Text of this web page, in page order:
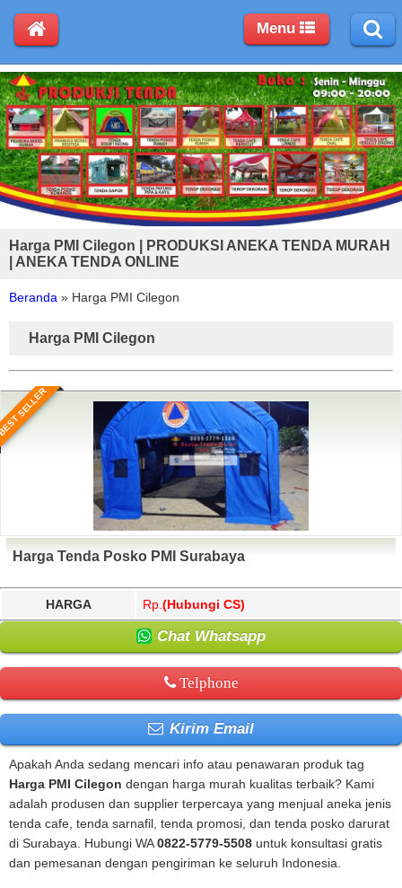
Harga PMI Cilegon | PRODUKSI ANEKA TENDA MURAH
| ANEKA TENDA ONLINE
Beranda » Harga PMI Cilegon
Harga PMI Cilegon
SELLER
Harga Tenda Posko PMI Surabaya
HARGA Rp. (Hubungi CS)
Chat Whatsapp
Telphone
Kirim Email
Apakah Anda sedang mencari info atau penawaran produk tag
Harga PMI Cilegon dengan harga murah kualitas terbaik? Kami
adalah produsen dan supplier terpercaya yang menjual aneka jenis
tenda cafe, tenda sarnafil, tenda promosi, dan tenda posko darurat
di Surabaya. Hubungi WA0822-5779-5508 untuk konsultasi gratis
dan pemesanan dengan pengiriman ke seluruh Indonesia.
Menu